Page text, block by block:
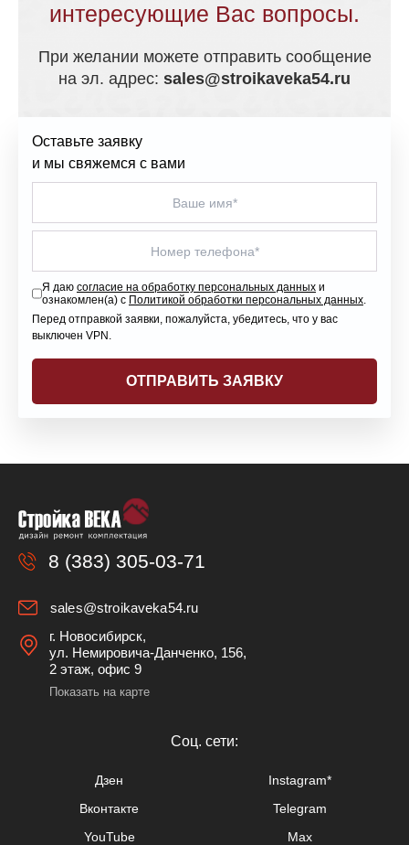
интересующие Вас вопросы.
При желании можете отправить сообщение
на эл. адрес: sales@stroikaveka54.ru
Оставьте заявку
и мы свяжемся с вами
Я даю согласие на обработку персональных данныхи
ознакомлен(а) с Политикой обработки персональных данных.
Перед отправкой заявки, пожалуйста, убедитесь, что у вас
выключен VPN.
8 (383) 305-03-71
sales@stroikaveka54.ru
г. Новосибирск,
ул. Немировича-Данченко, 156,
2 этаж, офис 9
Показать на карте
Cоц. сети:
Дзен
Instagram*
Вконтакте
Telegram
YouTube
Max